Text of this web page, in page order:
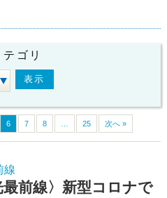
テゴリ
6 7 8 25 次へ »
線
最前線〉新型コロナで